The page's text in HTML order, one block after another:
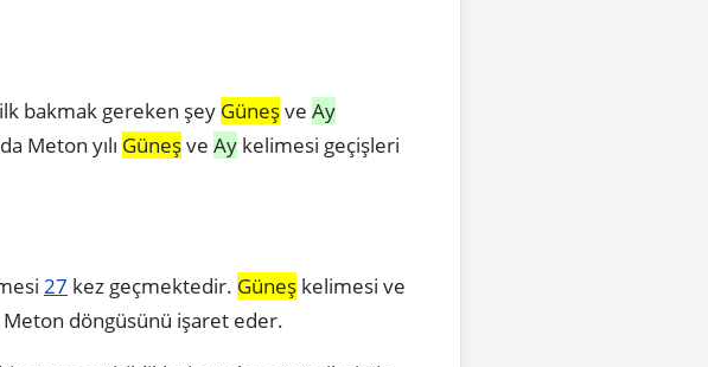
bakmak gereken şey Güneşve Ay
Meton yılı Güneşve Ay kelimesi geçişleri
27 kez geçmektedir. Güneş kelimesi ve
döngüsünü işaret eder.